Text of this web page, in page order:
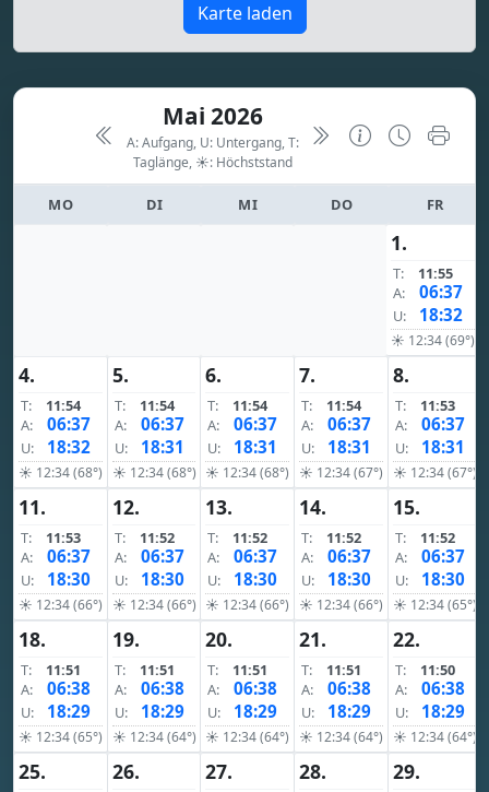
Karte laden
Mai 2026
A: Aufgang, U: Untergang, T:
Taglänge, ☀: Höchststand
MO DI MI DO FR
1.
T:
11:55
A:
06:37
U: 18:32
☀ 12:34 (69°)
4.
T:
11:54
A:
06:37
U: 18:32
☀ 12:34 (68°)
5.
T:
11:54
A:
06:37
U: 18:31
☀ 12:34 (68°)
6.
T:
11:54
A:
06:37
U: 18:31
☀ 12:34 (68°)
7.
T:
11:54
A:
06:37
U: 18:31
☀ 12:34 (67°)
8.
T:
11:53
A:
06:37
U: 18:31
☀ 12:34 (67°)
11.
T:
11:53
A:
06:37
U: 18:30
☀ 12:34 (66°)
12.
T:
11:52
A:
06:37
U: 18:30
☀ 12:34 (66°)
13.
T:
11:52
A:
06:37
U: 18:30
☀ 12:34 (66°)
14.
T:
11:52
A:
06:37
U: 18:30
☀ 12:34 (66°)
15.
T:
11:52
A:
06:37
U: 18:30
☀ 12:34 (65°)
18.
T:
11:51
A:
06:38
U: 18:29
☀ 12:34 (65°)
19.
T:
11:51
A:
06:38
U: 18:29
☀ 12:34 (64°)
20.
T:
11:51
A:
06:38
U: 18:29
☀ 12:34 (64°)
21.
T:
11:51
A:
06:38
U: 18:29
☀ 12:34 (64°)
22.
T:
11:50
A:
06:38
U: 18:29
☀ 12:34 (64°)
25. 26. 27. 28. 29.